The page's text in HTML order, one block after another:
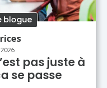
blogue
pas juste à
se passe